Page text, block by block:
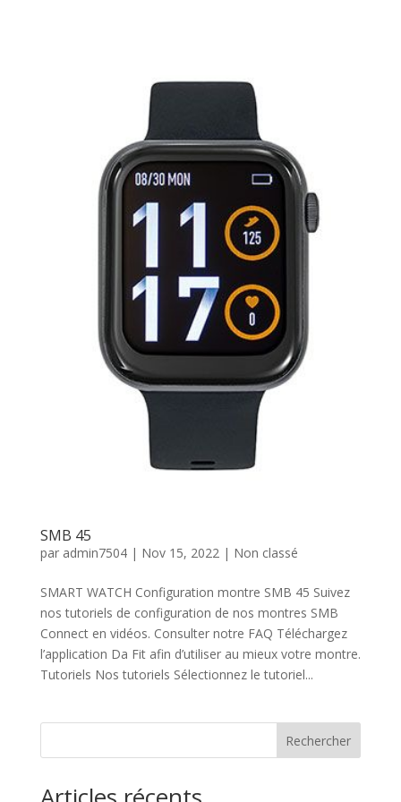
SMB 45
par admin7504| Nov 15, 2022 | Non classé
SMART WATCH Configuration montre SMB 45 Suivez
nos tutoriels de configuration de nos montres SMB
Connect en vidéos. Consulter notre FAQ Téléchargez
l’application Da Fit afin d’utiliser au mieux votre montre.
Tutoriels Nos tutoriels Sélectionnez le tutoriel...
Rechercher